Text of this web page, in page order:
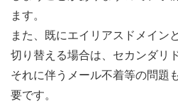
ます。
また、既にエイリアスドメイン
切り替える場合は、セカンダリ
それに伴うメール不着等の問題
要です。